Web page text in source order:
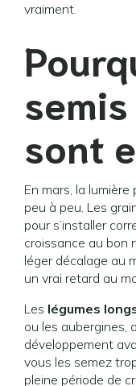
vraiment.
sont
En mars, la
peu à peu. Les
pour s’installer
croissance au bon
léger décalage au
un vrai retard au
Les légumes
ou les aubergines,
développement
vous les semez
pleine période de